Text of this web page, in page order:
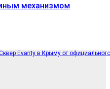
механизмом
Evanty в Крыму от официального